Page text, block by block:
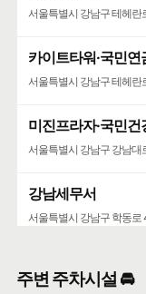
서울특별시 강남구 테헤란
카이트타워·국민
서울특별시 강남구 테헤란
미진프라자·국민
서울특별시 강남구 강남대
강남세무서
서울특별시 강남구 학동로
주변 주차시설 🚘